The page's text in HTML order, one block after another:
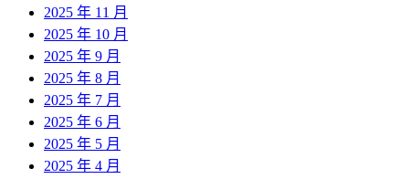
2025 年 11 月
2025 年 10 月
2025 年 9 月
2025 年 8 月
2025 年 7 月
2025 年 6 月
2025 年 5 月
2025 年 4 月